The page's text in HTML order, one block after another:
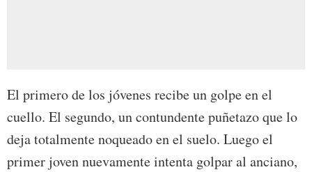
El primero de los jóvenes recibe un golpe en el
cuello. El segundo, un contundente puñetazo que lo
deja totalmente noqueado en el suelo. Luego el
primer joven nuevamente intenta golpar al anciano,